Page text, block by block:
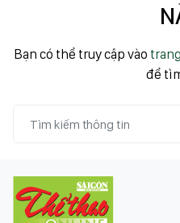
Bạn có thể truy cập vào
để